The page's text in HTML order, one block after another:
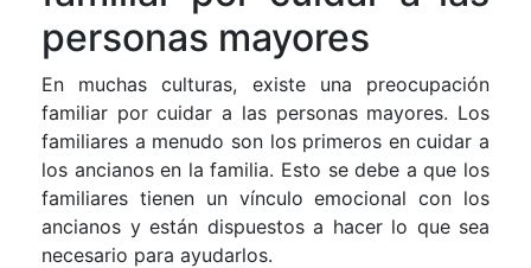
personas mayores
En muchas culturas, existe una preocupación
familiar por cuidar a las personas mayores. Los
familiares a menudo son los primeros en cuidar a
los ancianos en la familia. Esto se debe a que los
familiares tienen un vínculo emocional con los
ancianos y están dispuestos a hacer lo que sea
necesario para ayudarlos.